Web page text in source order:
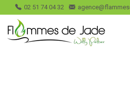
02 51 74 04 32